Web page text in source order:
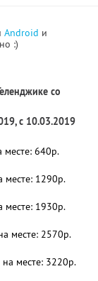
Android и
:)
со
с 10.03.2019
месте: 640р.
месте: 1290р.
месте: 1930р.
месте: 2570р.
месте: 3220р.